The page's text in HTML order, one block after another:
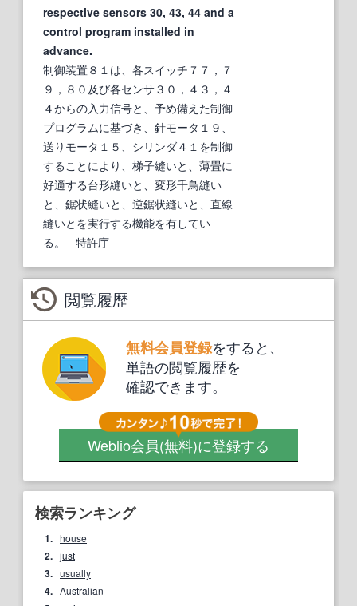
respective sensors 30, 43, 44 and a
control program installed in
advance.
制御装置８１は、各スイッチ７７，７
９，８０及び各センサ３０，４３，４
４からの入力信号と、予め備えた制御
プログラムに基づき、針モータ１９、
送りモータ１５、シリンダ４１を制御
することにより、梯子縫いと、薄畳に
好適する台形縫いと、変形千鳥縫い
と、鋸状縫いと、逆鋸状縫いと、直線
縫いとを実行する機能を有してい
る。
- 特許庁
閲覧履歴
無料会員登録をすると、
単語の閲覧履歴を
確認できます。
Weblio会員(無料)に登録する
検索ランキング
1. house
2. just
3. usually
4. Australian